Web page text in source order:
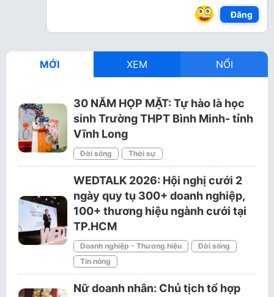
Đăng
MỚI XEM NỔI
30 NĂM HỌP MẶT: Tự hào là học
sinh Trường THPT Bình Minh- tỉnh
Vĩnh Long
Đời sống Thời sự
WEDTALK 2026: Hội nghị cưới 2
ngày quy tụ 300+ doanh nghiệp,
100+ thương hiệu ngành cưới tại
TP.HCM
Doanh nghiệp - Thương hiệu
Đời sống
Tin nóng
Nữ doanh nhân: Chủ tịch tổ hợp